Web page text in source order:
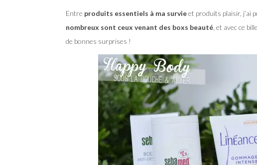
Entre produits essentiels à ma survieet produits plaisir, j’ai
nombreux sont ceux venant des boxs beauté , et avec ce
de bonnes surprises !